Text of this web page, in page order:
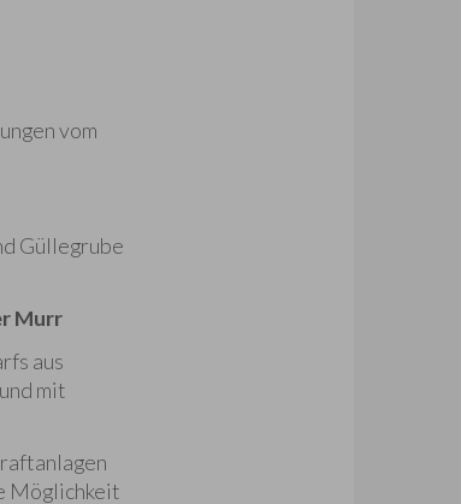
vom
Güllegrube
Murr
aus
mit
Möglichkeit